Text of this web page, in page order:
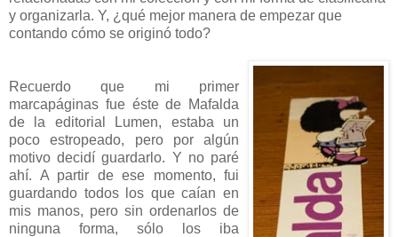
y organizarla. Y, ¿qué mejor manera de empezar que
contando cómo se originó todo?
Recuerdo que mi primer
marcapáginas fue éste de Mafalda
de la editorial Lumen, estaba un
poco estropeado, pero por algún
motivo decidí guardarlo. Y no paré
ahí. A partir de ese momento, fui
guardando todos los que caían en
mis manos, pero sin ordenarlos de
ninguna forma, sólo los iba